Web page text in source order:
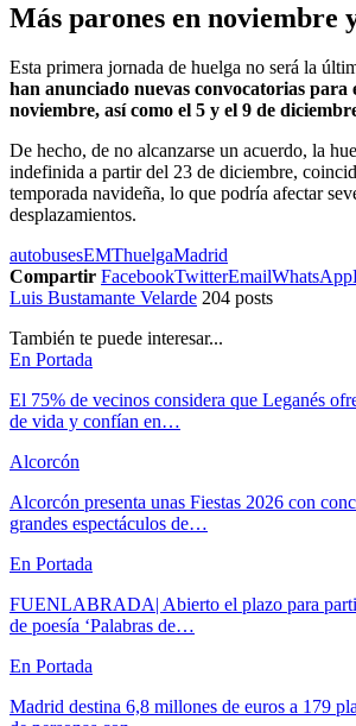
Más parones en noviembre
Esta primera jornada de huelga no será la
han anunciado nuevas convocatorias para
noviembre, así como el 5 y el 9 de
De hecho, de no alcanzarse un acuerdo, la
indefinida a partir del 23 de diciembre,
temporada navideña, lo que podría afectar
desplazamientos.
autobusesEMThuelgaMadrid
Compartir FacebookTwitterEmailWhatsApp
Luis Bustamante Velarde 204 posts
También te puede interesar...
En Portada
El 75% de vecinos considera que Leganés
de vida y confían en…
Alcorcón
Alcorcón presenta unas Fiestas 2026 con
grandes espectáculos de…
En Portada
FUENLABRADA| Abierto el plazo para
de poesía ‘Palabras de…
En Portada
Madrid destina 6,8 millones de euros a 179